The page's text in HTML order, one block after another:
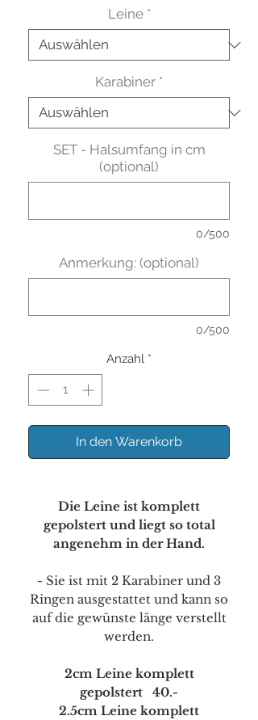
Leine *
Karabiner *
SET - Halsumfang in cm
(optional)
0/500
Anmerkung: (optional)
0/500
Anzahl *
In den Warenkorb
Die Leine ist komplett
gepolstert und liegt so total
angenehm in der Hand.
- Sie ist mit 2 Karabiner und 3
Ringen ausgestattet und kann so
auf die gewünste länge verstellt
werden.
2cm Leine komplett
gepolstert 40.-
2.5cm Leine komplett